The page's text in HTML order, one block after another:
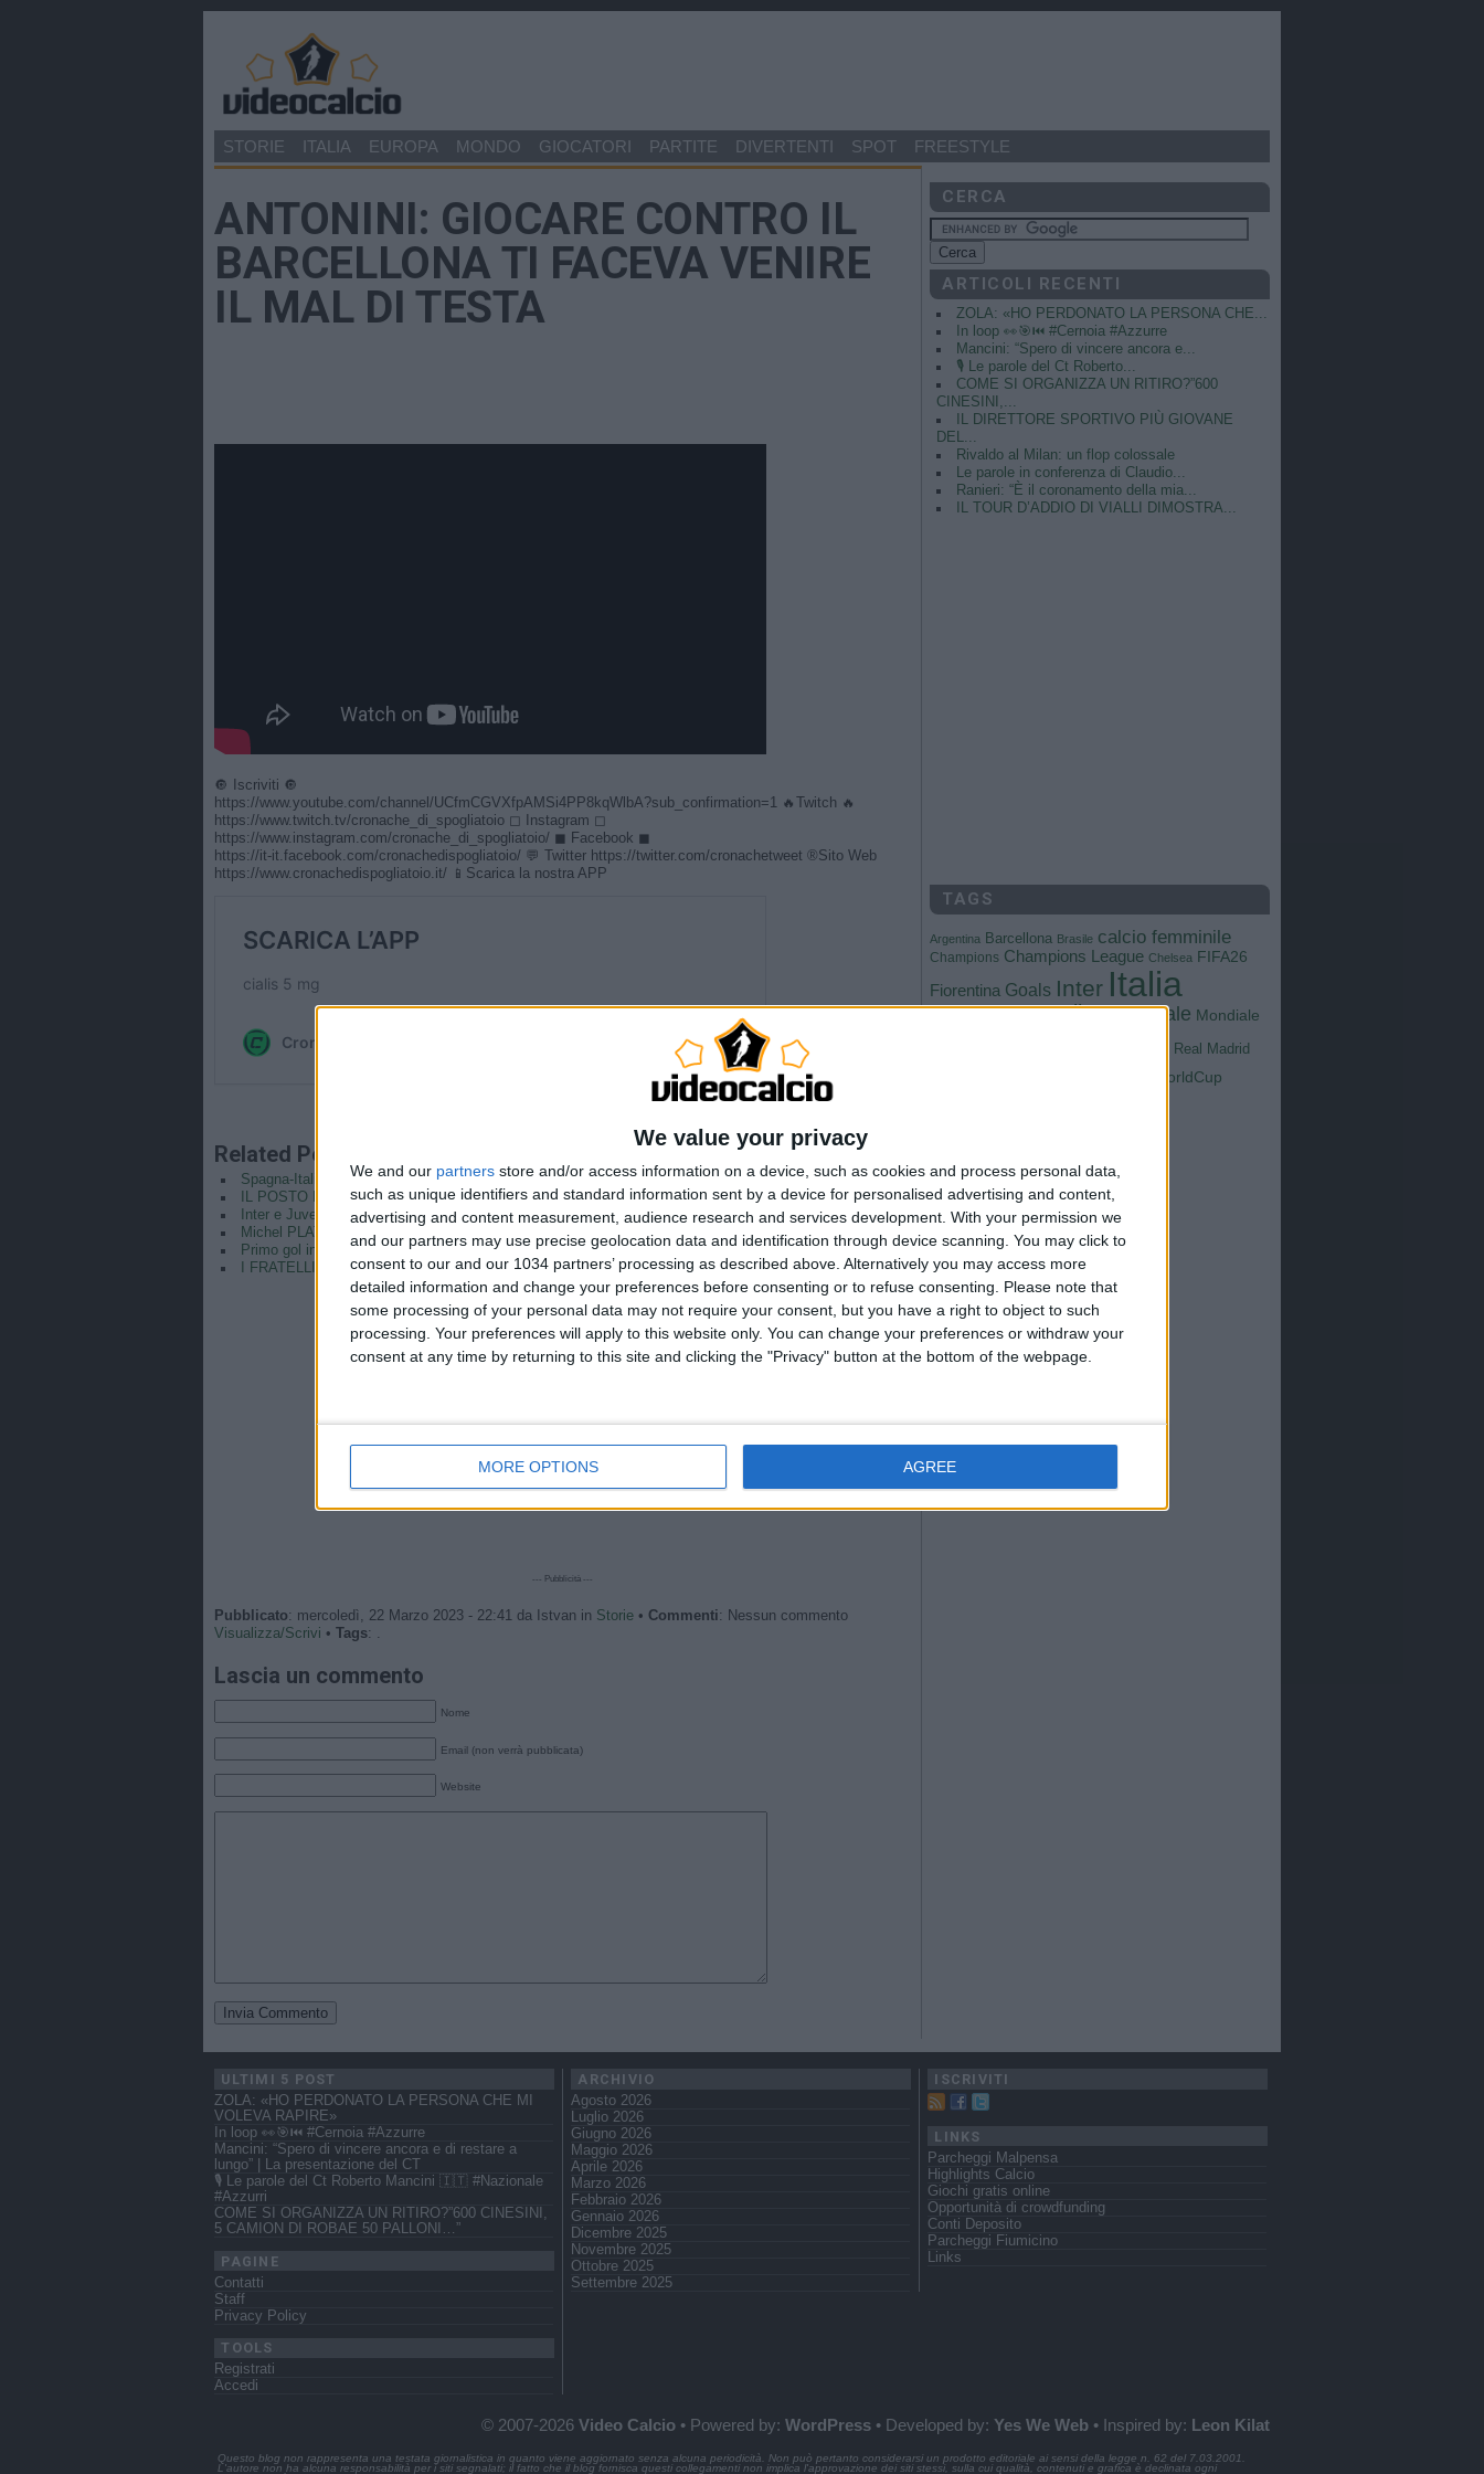
We value your privacy
We and our partners store and/or access information on a device, such as cookies and process personal data,
such as unique identifiers and standard information sent by a device for personalised advertising and content,
advertising and content measurement, audience research and services development. With your permission we
and our partners may use precise geolocation data and identification through device scanning. You may click to
consent to our and our 1034 partners’ processing as described above. Alternatively you may access more
detailed information and change your preferences before consenting or to refuse consenting.
Please note that
some processing of your personal data may not require your consent, but you have a right to object to such
processing. Your preferences will apply to this website only. You can change your preferences or withdraw your
consent at any time by returning to this site and clicking the "Privacy" button at the bottom of the webpage.
MORE OPTIONS AGREE
STORIE ITALIA EUROPA MONDO GIOCATORI PARTITE DIVERTENTI SPOT FREESTYLE
ANTONINI: GIOCARE CONTRO IL
BARCELLONA TI FACEVA VENIRE
IL MAL DI TESTA
🔘 Iscriviti 🔘
https://www.youtube.com/channel/UCfmCGVXfpAMSi4PP8kqWlbA?sub_confirmation=1 🔥Twitch 🔥
https://www.twitch.tv/cronache_di_spogliatoio ◻ Instagram ◻
https://www.instagram.com/cronache_di_spogliatoio/ ◼ Facebook ◼
https://it-it.facebook.com/cronachedispogliatoio/ 💬 Twitter https://twitter.com/cronachetweet ®Sito Web
https://www.cronachedispogliatoio.it/ 📱Scarica la nostra APP
Related Posts
Spagna-Italia vista a Casa Azzurri Italia | EURO 2024
IL POSTO FISSO DI ORIGI
Inter e Juve ok. Inzaghi a quota 300 gol.
Michel PLATINI alla Juventus || Il TRASFERIMENTO del RE a Torino
Primo gol in Azzurro: Quagliarella, Cassano, Grosso, Toni, De Rossi
I FRATELLI THURAM CONTINUINO A RIDERE
--- Pubblicità ---
--- Pubblicità ---
Pubblicato: mercoledì, 22 Marzo 2023 - 22:41 da Istvan in Storie • Commenti: Nessun commento
Visualizza/Scrivi • Tags: .
Lascia un commento
Nome
Email (non verrà pubblicata)
Website
CERCA
ARTICOLI RECENTI
ZOLA: «HO PERDONATO LA PERSONA CHE...
In loop 👀🎯⏮️ #Cernoia #Azzurre
Mancini: “Spero di vincere ancora e...
🎙️ Le parole del Ct Roberto...
COME SI ORGANIZZA UN RITIRO?”600
CINESINI,...
IL DIRETTORE SPORTIVO PIÙ GIOVANE
DEL...
Rivaldo al Milan: un flop colossale
Le parole in conferenza di Claudio...
Ranieri: “È il coronamento della mia...
IL TOUR D’ADDIO DI VIALLI DIMOSTRA...
TAGS
Argentina Barcellona Brasile calcio femminile
Champions Champions League Chelsea FIFA26
Fiorentina Goals Inter Italia
Juventus Milan Mondiale Mondiale
Real Madrid
WorldCup
ULTIMI 5 POST
ZOLA: «HO PERDONATO LA PERSONA CHE MI
VOLEVA RAPIRE»
In loop 👀🎯⏮️ #Cernoia #Azzurre
Mancini: “Spero di vincere ancora e di restare a
lungo” | La presentazione del CT
🎙️ Le parole del Ct Roberto Mancini 🇮🇹 #Nazionale
#Azzurri
COME SI ORGANIZZA UN RITIRO?”600 CINESINI,
5 CAMION DI ROBAE 50 PALLONI…”
PAGINE
Contatti
Staff
Privacy Policy
TOOLS
Registrati
Accedi
ARCHIVIO
Agosto 2026
Luglio 2026
Giugno 2026
Maggio 2026
Aprile 2026
Marzo 2026
Febbraio 2026
Gennaio 2026
Dicembre 2025
Novembre 2025
Ottobre 2025
Settembre 2025
ISCRIVITI
LINKS
Parcheggi Malpensa
Highlights Calcio
Giochi gratis online
Opportunità di crowdfunding
Conti Deposito
Parcheggi Fiumicino
Links
© 2007-2026 Video Calcio • Powered by: WordPress • Developed by: Yes We Web • Inspired by: Leon Kilat
Questo blog non rappresenta una testata giornalistica in quanto viene aggiornato senza alcuna periodicità. Non può pertanto considerarsi un prodotto editoriale ai sensi della legge n. 62 del 7.03.2001.
L'autore non ha alcuna responsabilità per i siti segnalati; il fatto che il blog fornisca questi collegamenti non implica l'approvazione dei siti stessi, sulla cui qualità, contenuti e grafica è declinata ogni